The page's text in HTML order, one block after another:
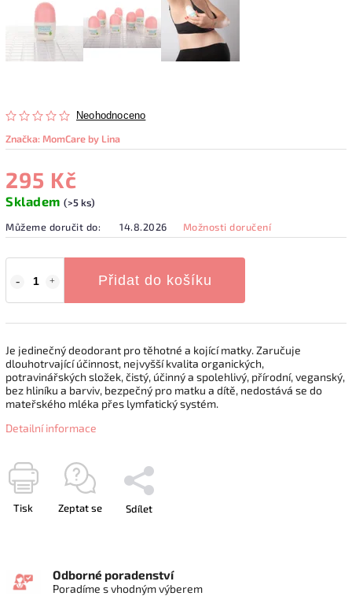
Neohodnoceno
Značka: MomCare by Lina
295 Kč
Skladem (>5 ks)
Můžeme doručit do:
14.8.2026 Možnosti doručení
Přidat do košíku
Je jedinečný deodorant pro těhotné a kojící matky. Zaručuje
dlouhotrvající účinnost, nejvyšší kvalita organických,
potravinářských složek, čistý, účinný a spolehlivý, přírodní, veganský,
bez hliníku a barviv, bezpečný pro matku a dítě, nedostává se do
mateřského mléka přes lymfatický systém.
Detailní informace
Tisk Zeptat se Sdílet
Odborné poradenství
Poradíme s vhodným výberem